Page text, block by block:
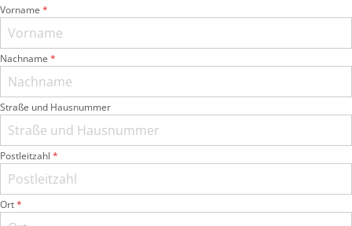
Vorname *
Nachname *
Straße und Hausnummer
Postleitzahl *
Ort*